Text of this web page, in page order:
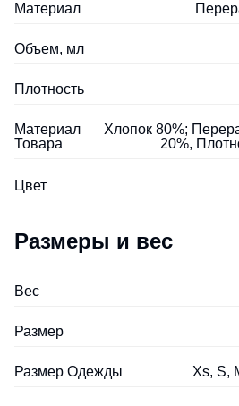
Материал
Объем, мл
Плотность
Материал
Товара
Хлопок 80%;
20%,
Цвет
Размеры и вес
Вес
Размер
Размер Одежды Xs, S,